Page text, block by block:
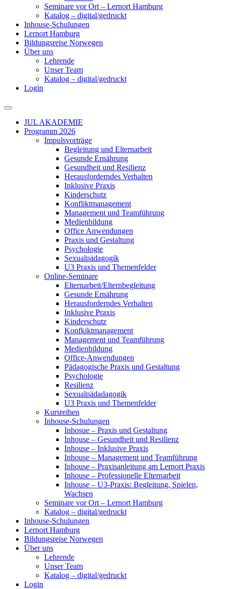
Seminare vor Ort – Lernort Hamburg
Katalog – digital/gedruckt
Inhouse-Schulungen
Lernort Hamburg
Bildungsreise Norwegen
Über uns
Lehrende
Unser Team
Katalog – digital/gedruckt
Login
JUL AKADEMIE
Programm 2026
Impulsvorträge
Begleitung und Elternarbeit
Gesunde Ernährung
Gesundheit und Resilienz
Herausforderndes Verhalten
Inklusive Praxis
Kinderschutz
Konfliktmanagement
Management und Teamführung
Medienbildung
Office Anwendungen
Praxis und Gestaltung
Psychologie
Sexualpädagogik
U3 Praxis und Themenfelder
Online-Seminare
Elternarbeit/Elternbegleitung
Gesunde Ernährung
Herausforderndes Verhalten
Inklusive Praxis
Kinderschutz
Konfkiktmanagement
Management und Teamführung
Medienbildung
Office-Anwendungen
Pädagogische Praxis und Gestaltung
Psychologie
Resilienz
Sexualpädadagogik
U3 Praxis und Themenfelder
Kursreihen
Inhouse-Schulungen
Inhosue – Praxis und Gestaltung
Inhouse – Gesundheit und Resilienz
Inhouse – Inklusive Praxis
Inhouse – Management und Teamführung
Inhouse – Praxisanleitung am Lernort Praxis
Inhouse – Professionelle Elternarbeit
Inhouse – U3-Praxis: Begleitung, Spielen,
Wachsen
Seminare vor Ort – Lernort Hamburg
Katalog – digital/gedruckt
Inhouse-Schulungen
Lernort Hamburg
Bildungsreise Norwegen
Über uns
Lehrende
Unser Team
Katalog – digital/gedruckt
Login